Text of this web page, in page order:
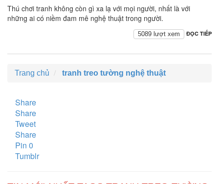
Thú chơi tranh không còn gì xa lạ với mọi người, nhất là với
những ai có niềm đam mê nghệ thuật trong người.
ĐỌC TIẾP
5089 lượt xem
Trang chủ tranh treo tường nghệ thuật
Share
Share
Tweet
Share
Pin 0
Tumblr